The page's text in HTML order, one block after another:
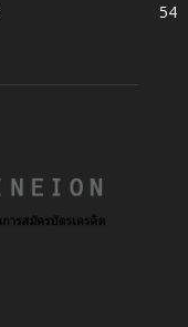
54